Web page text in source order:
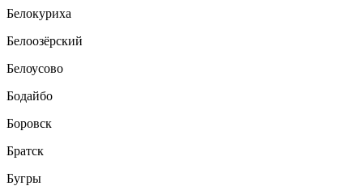
Белокуриха
Белоозёрский
Белоусово
Бодайбо
Боровск
Братск
Бугры